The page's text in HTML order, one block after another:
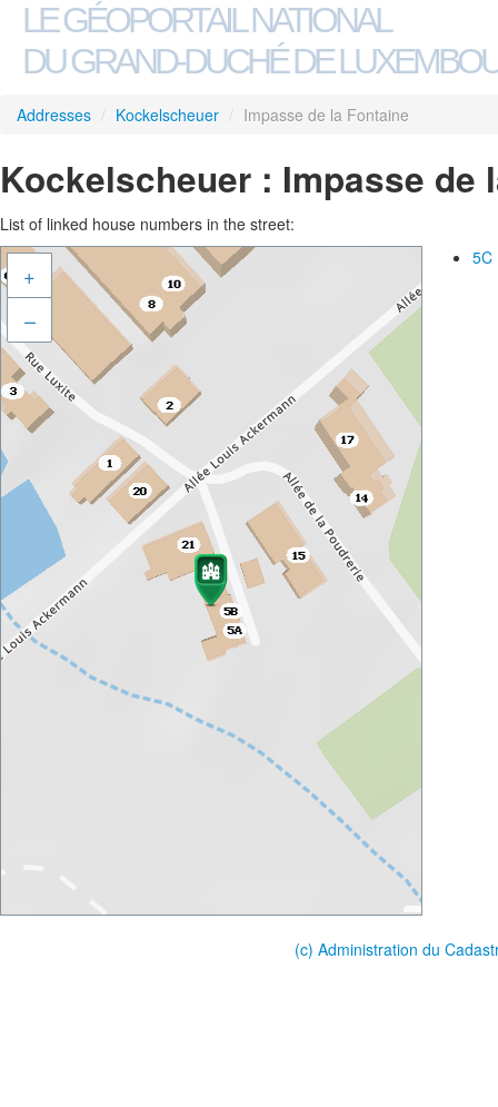
LE GÉOPORTAIL NATIONAL
DU GRAND-DUCHÉ DE
Addresses / Kockelscheuer / Impasse de la Fontaine
Kockelscheuer : Impasse de
List of linked house numbers in the street:
+
–
5C
(c) Administration du